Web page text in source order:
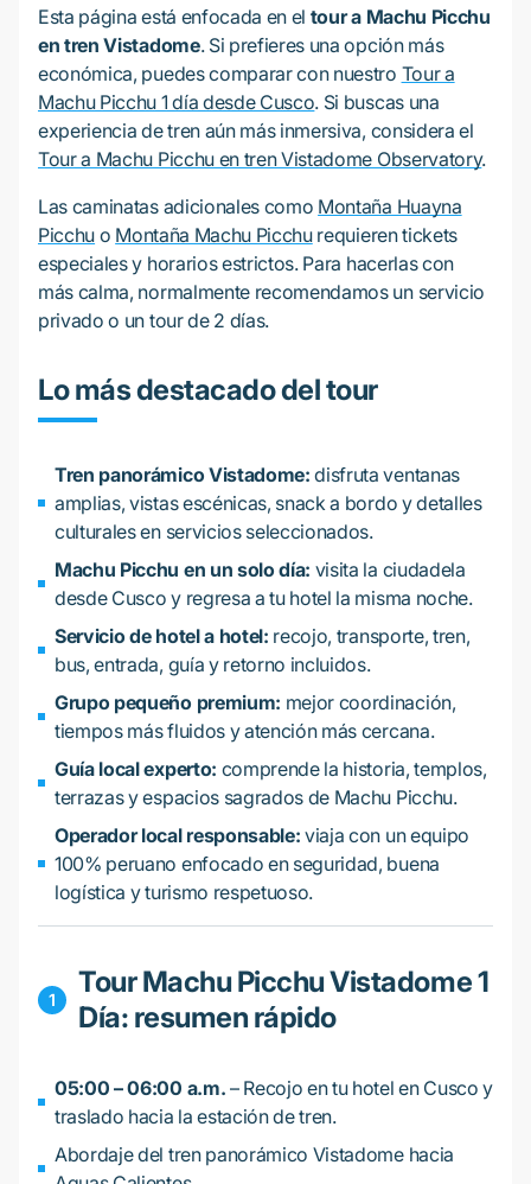
Esta página está enfocada en el tour a Machu Picchu
en tren Vistadome. Si prefieres una opción más
económica, puedes comparar con nuestro Tour a
Machu Picchu 1 día desde Cusco. Si buscas una
experiencia de tren aún más inmersiva, considera el
Tour a Machu Picchu en tren Vistadome Observatory.
Las caminatas adicionales como Montaña Huayna
Picchu o Montaña Machu Picchurequieren tickets
especiales y horarios estrictos. Para hacerlas con
más calma, normalmente recomendamos un servicio
privado o un tour de 2 días.
Lo más destacado del tour
Tren panorámico Vistadome: disfruta ventanas
amplias, vistas escénicas, snack a bordo y detalles
culturales en servicios seleccionados.
Machu Picchu en un solo día: visita la ciudadela
desde Cusco y regresa a tu hotel la misma noche.
Servicio de hotel a hotel: recojo, transporte, tren,
bus, entrada, guía y retorno incluidos.
Grupo pequeño premium: mejor coordinación,
tiempos más fluidos y atención más cercana.
Guía local experto: comprende la historia, templos,
terrazas y espacios sagrados de Machu Picchu.
Operador local responsable: viaja con un equipo
100% peruano enfocado en seguridad, buena
logística y turismo respetuoso.
Tour Machu Picchu Vistadome 1
Día: resumen rápido
05:00 – 06:00 a.m. – Recojo en tu hotel en Cusco y
traslado hacia la estación de tren.
Abordaje del tren panorámico Vistadome hacia